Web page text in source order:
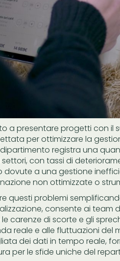
a presentare progetti con il
per ottimizzare la
registra una
con tassi di
dovute a una gestione
non ottimizzate o
questi problemi
consente ai team di
le carenze di scorte e gli
reale e alle fluttuazioni del
dei dati in tempo reale,
per le sfide uniche del